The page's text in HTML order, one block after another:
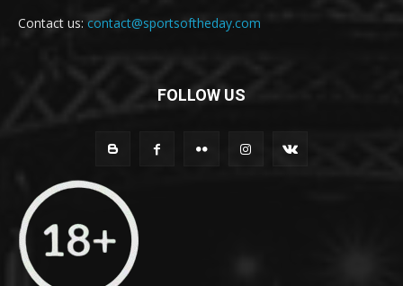
Contact us: contact@sportsoftheday.com
FOLLOW US